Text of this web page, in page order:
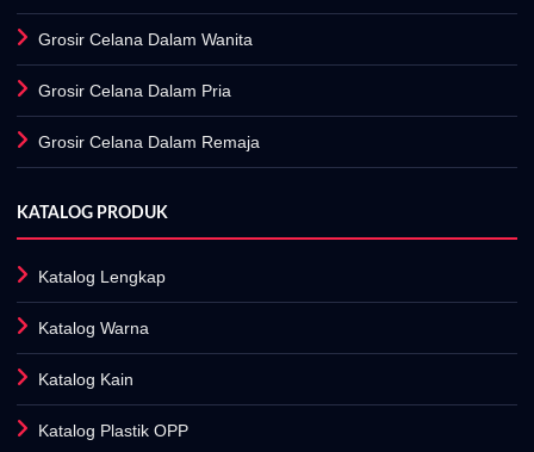
Grosir Celana Dalam Wanita
Grosir Celana Dalam Pria
Grosir Celana Dalam Remaja
KATALOG PRODUK
Katalog Lengkap
Katalog Warna
Katalog Kain
Katalog Plastik OPP